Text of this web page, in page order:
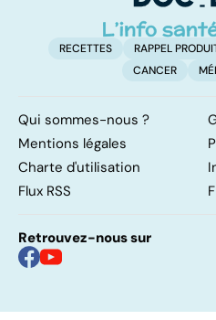
RECETTES RAPPEL
CANCER
Qui sommes-nous ?
Mentions légales
Charte d'utilisation
Flux RSS
Retrouvez-nous sur